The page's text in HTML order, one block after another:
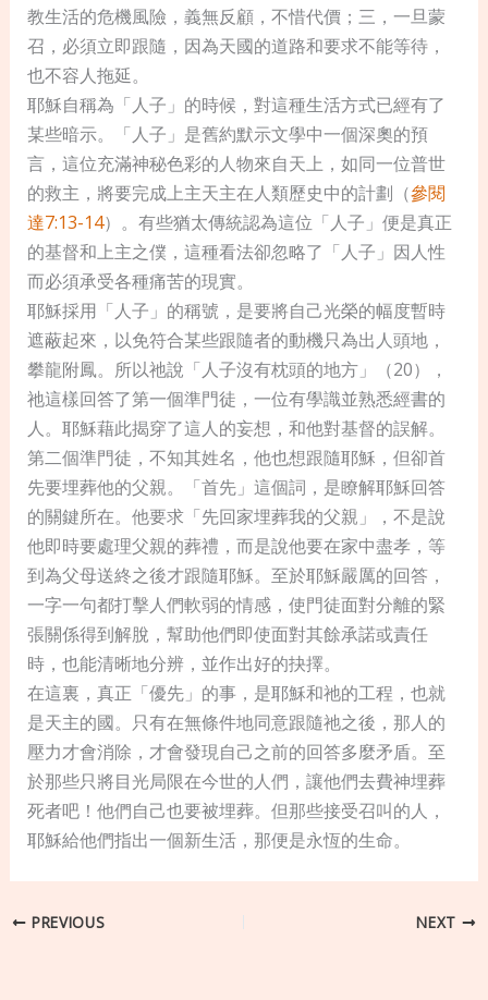
教生活的危機風險，義無反顧，不惜代價；三，一旦蒙
召，必須立即跟隨，因為天國的道路和要求不能等待，
也不容人拖延。
耶穌自稱為「人子」的時候，對這種生活方式已經有了
某些暗示。「人子」是舊約默示文學中一個深奧的預
言，這位充滿神秘色彩的人物來自天上，如同一位普世
的救主，將要完成上主天主在人類歷史中的計劃（參閱
達7:13-14）。有些猶太傳統認為這位「人子」便是真正
的基督和上主之僕，這種看法卻忽略了「人子」因人性
而必須承受各種痛苦的現實。
耶穌採用「人子」的稱號，是要將自己光榮的幅度暫時
遮蔽起來，以免符合某些跟隨者的動機只為出人頭地，
攀龍附鳳。所以祂說「人子沒有枕頭的地方」（20），
祂這樣回答了第一個準門徒，一位有學識並熟悉經書的
人。耶穌藉此揭穿了這人的妄想，和他對基督的誤解。
第二個準門徒，不知其姓名，他也想跟隨耶穌，但卻首
先要埋葬他的父親。「首先」這個詞，是瞭解耶穌回答
的關鍵所在。他要求「先回家埋葬我的父親」，不是說
他即時要處理父親的葬禮，而是說他要在家中盡孝，等
到為父母送終之後才跟隨耶穌。至於耶穌嚴厲的回答，
一字一句都打擊人們軟弱的情感，使門徒面對分離的緊
張關係得到解脫，幫助他們即使面對其餘承諾或責任
時，也能清晰地分辨，並作出好的抉擇。
在這裏，真正「優先」的事，是耶穌和祂的工程，也就
是天主的國。只有在無條件地同意跟隨祂之後，那人的
壓力才會消除，才會發現自己之前的回答多麼矛盾。至
於那些只將目光局限在今世的人們，讓他們去費神埋葬
死者吧！他們自己也要被埋葬。但那些接受召叫的人，
耶穌給他們指出一個新生活，那便是永恆的生命。
PREVIOUS NEXT